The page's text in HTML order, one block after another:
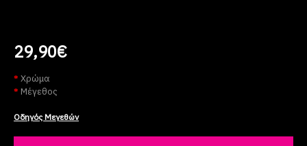
29,90€
Χρώμα
Μέγεθος
Οδηγός Μεγεθών